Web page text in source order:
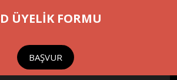
ÜYELİK FORMU
BAŞVUR